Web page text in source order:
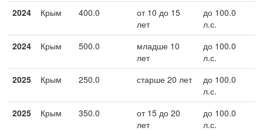
2024
Крым 400.0
от 10 до 15
лет
до 100.0
л.с.
2024
Крым 500.0
младше 10
лет
до 100.0
л.с.
2025
Крым 250.0 старше 20 лет
до 100.0
л.с.
2025
Крым 350.0
от 15 до 20
лет
до 100.0
л.с.